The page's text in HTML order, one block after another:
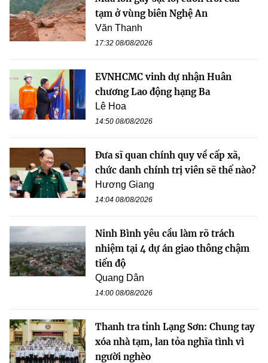
tạm ở vùng biên Nghệ An
Văn Thanh
17:32 08/08/2026
EVNHCMC vinh dự nhận Huân
chương Lao động hạng Ba
Lê Hoa
14:50 08/08/2026
Đưa sĩ quan chính quy về cấp xã,
chức danh chính trị viên sẽ thế nào?
Hương Giang
14:04 08/08/2026
Ninh Bình yêu cầu làm rõ trách
nhiệm tại 4 dự án giao thông chậm
tiến độ
Quang Dân
14:00 08/08/2026
Thanh tra tỉnh Lạng Sơn: Chung tay
xóa nhà tạm, lan tỏa nghĩa tình vì
người nghèo